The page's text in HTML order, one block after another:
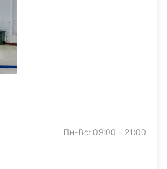
Пн-Вс: 09:00 - 21:00